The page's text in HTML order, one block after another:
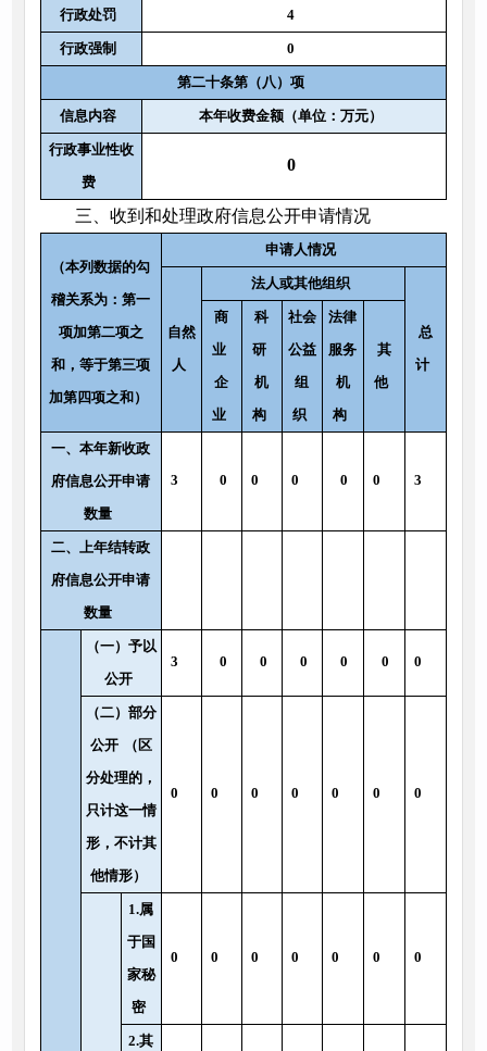
行政处罚 4
行政强制 0
第二十条第（八）项
信息内容 本年收费金额（单位：万元）
行政事业性收
费
0
三、收到和处理政府信息公开申请情况
（本列数据的勾
稽关系为：第一
项加第二项之
和，等于第三项
加第四项之和）
申请人情况
自然
人
法人或其他组织
总
计
商
业
企
业
科
研
机
构
社会
公益
组
织
法律
服务
机
构
其
他
一、本年新收政
府信息公开申请
数量
3 0 0 0 0 0 3
二、上年结转政
府信息公开申请
数量
（一）予以
公开
3 0 0 0 0 0 0
（二）部分
公开
（区
分处理的，
只计这一情
形，不计其
他情形）
0 0 0 0 0 0 0
1.属
于国
家秘
密
0 0 0 0 0 0 0
2.其